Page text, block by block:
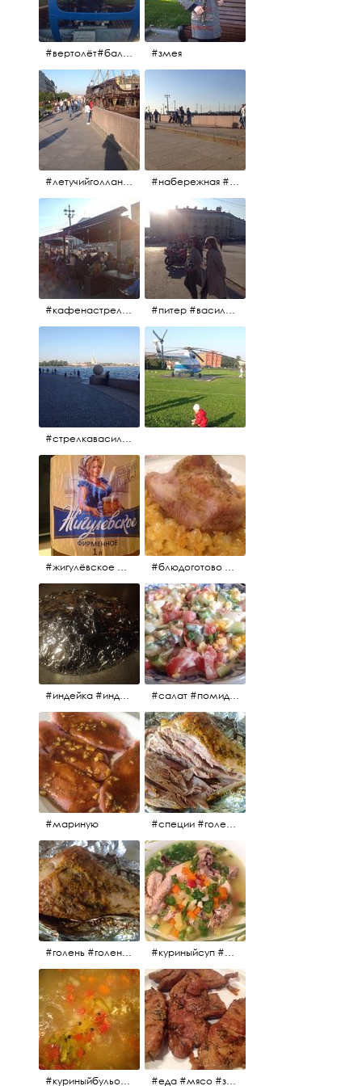
#вертолёт#балтийскиеавиалинии #петропавловскаякрепость #заячийостров #полётынадпитером #полётынадгородом #полёты #змея
#летучийголландец #набережнаяневы #набережная #людигуляют #биржевоймост
#кафенастрелкевасильевскогоострова #байкеры #питер #васильевскийостров #байкеры #иностранцы
#стрелкавасильевскогоострова #нева #река
#жигулёвское #пиво #свежеепиво #beer #напиток #блюдоготово #можнокушать #простолук #лук #индейкавфольге #мясоиндейки
#индейка #индейкавфольге #еда #мясоиндейки 🚀 #салат #помидоры #яйцо #огурцы #зелень #кинза #петрушка #укроп #сметана #соль #витамины
#мариную #специи #голень #голеньиндейки #индейка #мясо #еда #завтрак #голеньиндейкивфольге
#голень #голеньиндейки #голеньиндейкивфольге #индейка #завтрак #еда #мясо #куриныйсуп #еда #ужин #можнокушать
#куриныйбульон #лавровыйлист #помидоры #картофель #чеснок #лук #морковь #приправы #перецдушистый #курица #ужин #еда #сольповкусу #жёлтыйкарри #имбирь #кориандр #кокос #лимонныйсок #оливковоемасло #кумин #кайенскийперец #еда #мясо #завтрак #источниквдохновения #люблюготовить